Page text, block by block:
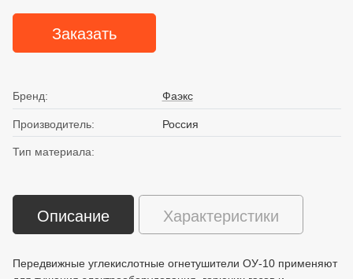
Заказать
Бренд: Фаэкс
Производитель: Россия
Тип материала:
Описание Характеристики
Передвижные углекислотные огнетушители ОУ-10 применяют